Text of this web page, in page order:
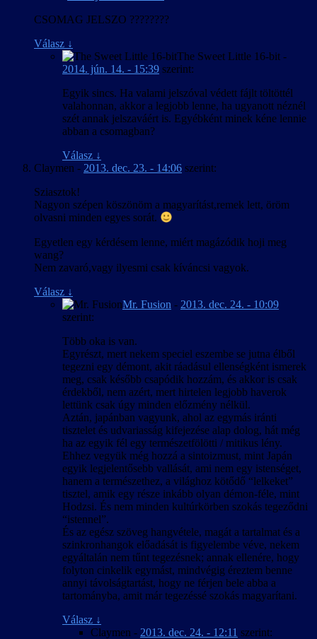
CSOMAG JELSZO ????????
Válasz ↓
The Sweet Little 16-bit -
2014. jún. 14. - 15:39 szerint:
Egyik sincs. Ha valami jelszóval védett fájlt töltöttél
valahonnan, akkor a legjobb lenne, ha ugyanott néznél
szét annak jelszaváért is. Egyébként minek kéne lennie
abban a csomagban?
Válasz ↓
Claymen - 2013. dec. 23. - 14:06 szerint:
Sziasztok!
Nagyon szépen köszönöm a magyarítást,remek lett, öröm
olvasni minden egyes sorát.
Egyetlen egy kérdésem lenne, miért magázódik hoji meg
wang?
Nem zavaró,vagy ilyesmi csak kíváncsi vagyok.
Válasz ↓
Mr. Fusion - 2013. dec. 24. - 10:09
szerint:
Több oka is van.
Egyrészt, mert nekem speciel eszembe se jutna élből
tegezni egy démont, akit ráadásul ellenségként ismerek
meg, csak később csapódik hozzám, és akkor is csak
érdekből, nem azért, mert hirtelen legjobb haverok
lettünk csak úgy minden előzmény nélkül.
Aztán, japánban vagyunk, ahol az egymás iránti
tisztelet és udvariasság kifejezése alap dolog, hát még
ha az egyik fél egy természetfölötti / mitikus lény.
Ehhez vegyük még hozzá a sintoizmust, mint Japán
egyik legjelentősebb vallását, ami nem egy istenséget,
hanem a természethez, a világhoz kötődő “lelkeket”
tisztel, amik egy része inkább olyan démon-féle, mint
Hodzsi. És nem minden kultúrkörben szokás tegeződni
“istennel”.
És az egész szöveg hangvétele, magát a tartalmat és a
szinkronhangok előadását is figyelembe véve, nekem
egyáltalán nem tűnt tegezésnek; annak ellenére, hogy
folyton cinkelik egymást, mindvégig éreztem benne
annyi távolságtartást, hogy ne férjen bele abba a
tartományba, amit már tegezéssé szokás magyarítani.
Válasz ↓
Claymen - 2013. dec. 24. - 12:11 szerint: